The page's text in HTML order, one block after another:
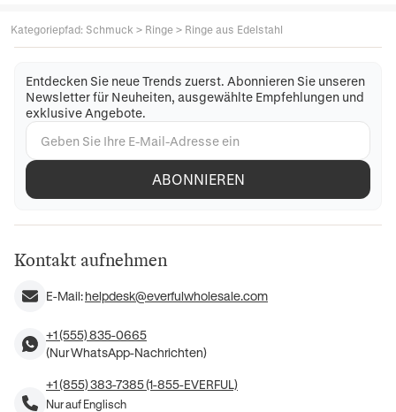
Kategoriepfad: Schmuck > Ringe > Ringe aus Edelstahl
Entdecken Sie neue Trends zuerst. Abonnieren Sie unseren
Newsletter für Neuheiten, ausgewählte Empfehlungen und
exklusive Angebote.
ABONNIEREN
Kontakt aufnehmen
E-Mail:helpdesk@everfulwholesale.com
+1 (555) 835-0665
(Nur WhatsApp-Nachrichten)
+1 (855) 383-7385 (1-855-EVERFUL)
Nur auf Englisch